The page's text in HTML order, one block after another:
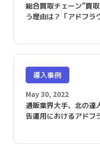
総合買取チェーン”買
う理由は？「アドフラ
導入事例
May 30, 2022
通販業界大手、北の達
告運用におけるアドフ